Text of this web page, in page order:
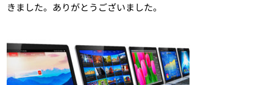
きました。ありがとうございました。